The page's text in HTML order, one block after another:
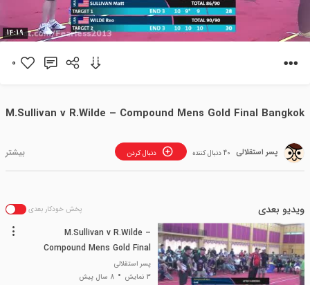
پخش
14:19
0
M.Sullivan v R.Wilde – Compound Mens Gold Final Bangkok
پسر استقلالی دنبال کردن 40 دنبال کننده
ویدیو بعدی پخش خودکار بعدی
M.Sullivan v R.Wilde –
Compound Mens Gold Final
Bangkok
پسر استقلالی
3 نمایش
8 سال پیش